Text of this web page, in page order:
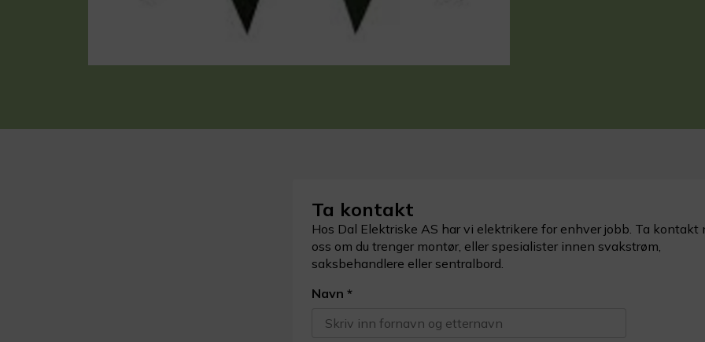
Ta kontakt
Hos Dal Elektriske AS har vi elektrikere for enhver jobb. Ta kontakt
oss om du trenger montør, eller spesialister innen svakstrøm,
saksbehandlere eller sentralbord.
Navn *